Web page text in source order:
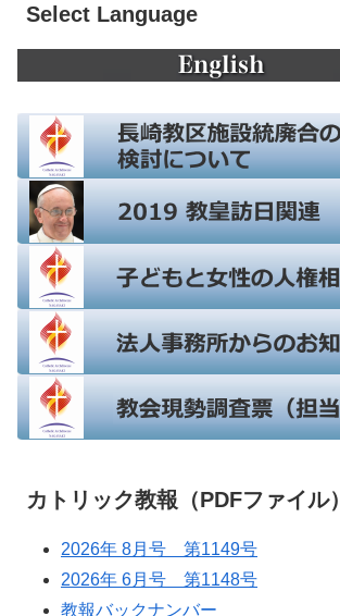
Select Language
カトリック教報（PDFファイル）
2026年 8月号 第1149号
2026年 6月号 第1148号
教報バックナンバー